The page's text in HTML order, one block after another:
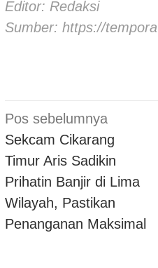
Editor: Redaksi
Sumber: https://
Navigasi
pos
Pos sebelumnya
Sekcam Cikarang
Timur Aris Sadikin
Prihatin Banjir di Lima
Wilayah, Pastikan
Penanganan Maksimal